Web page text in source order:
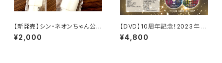
【新発売】シン・ネオンちゃん公
式ペンライト2025-2026
¥2,000
【DVD】10周年記念！2023年 東
京ワンマンLIVEDVD(11月5日in
渋谷GUIILTY）
¥4,800